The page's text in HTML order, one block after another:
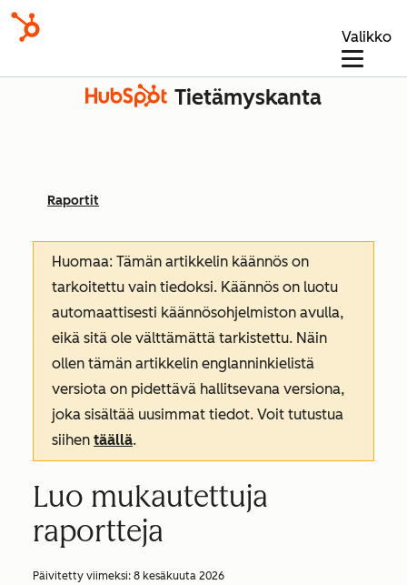
Valikko
Tietämyskanta
Raportit
Huomaa: Tämän artikkelin käännös on
tarkoitettu vain tiedoksi. Käännös on luotu
automaattisesti käännösohjelmiston avulla,
eikä sitä ole välttämättä tarkistettu. Näin
ollen tämän artikkelin englanninkielistä
versiota on pidettävä hallitsevana versiona,
joka sisältää uusimmat tiedot. Voit tutustua
siihen täällä.
Luo mukautettuja
raportteja
Päivitetty viimeksi: 8 kesäkuuta 2026